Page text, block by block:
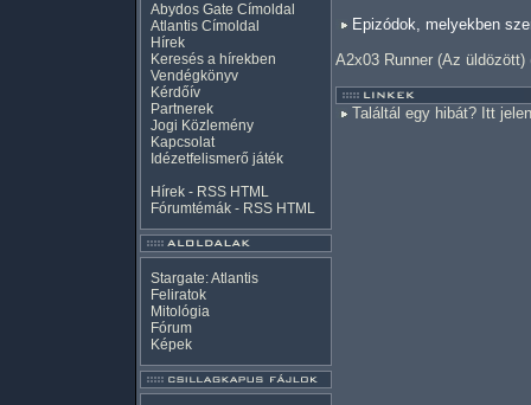
Abydos Gate Címoldal
Atlantis Címoldal
Hírek
Keresés a hírekben
Vendégkönyv
Kérdőív
Partnerek
Jogi Közlemény
Kapcsolat
Idézetfelismerő játék
Hírek - RSS HTML
Fórumtémák - RSS HTML
Stargate: Atlantis
Feliratok
Mitológia
Fórum
Képek
Epizódok, melyekben
A2x03 Runner (Az üldözött)
Találtál egy hibát? Itt